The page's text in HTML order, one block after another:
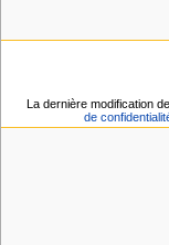
La dernière modification
de